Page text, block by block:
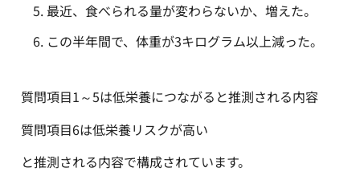
最近、食べられる量が変わらないか、増えた。
この半年間で、体重が3キログラム以上減った。
質問項目1～5は低栄養につながると推測される内容
質問項目6は低栄養リスクが高い
と推測される内容で構成されています。